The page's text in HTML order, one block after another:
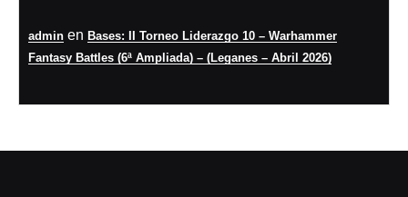
admin en Bases: II Torneo Liderazgo 10 – Warhammer
Fantasy Battles (6ª Ampliada) – (Leganes – Abril 2026)